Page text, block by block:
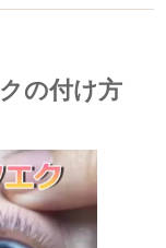
の付け方